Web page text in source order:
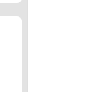
incele.